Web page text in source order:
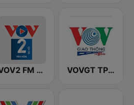
VOV2 FM 96.5 VOVGT TP Hồ Chí Minh